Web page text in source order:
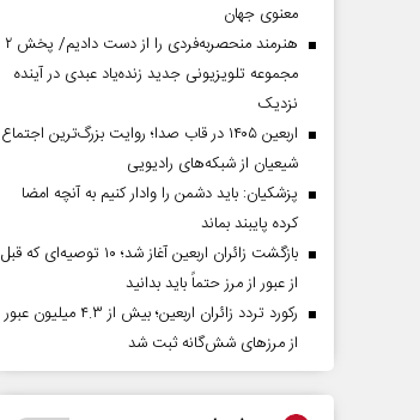
معنوی جهان
هنرمند منحصر‌به‌فردی را از دست دادیم/ پخش ۲
مجموعه تلویزیونی جدید زنده‌یاد عبدی در آینده
نزدیک
اربعین ۱۴۰۵ در قاب صدا؛ روایت بزرگ‌ترین اجتماع
شیعیان از شبکه‌های رادیویی
پزشکیان: باید دشمن را وادار کنیم به آنچه امضا
کرده پایبند بماند
بازگشت زائران اربعین آغاز شد؛ ۱۰ توصیه‌ای که قبل
از عبور از مرز حتماً باید بدانید
رکورد تردد زائران اربعین؛ بیش از ۴.۳ میلیون عبور
از مرزهای شش‌گانه ثبت شد